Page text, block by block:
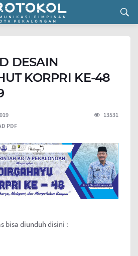
DESAIN
KORPRI KE-48
13531
PDF
bisa diunduh disini :